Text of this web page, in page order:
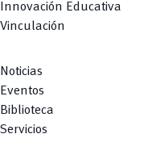
Innovación Educativa
Vinculación
Noticias
Eventos
Biblioteca
Servicios